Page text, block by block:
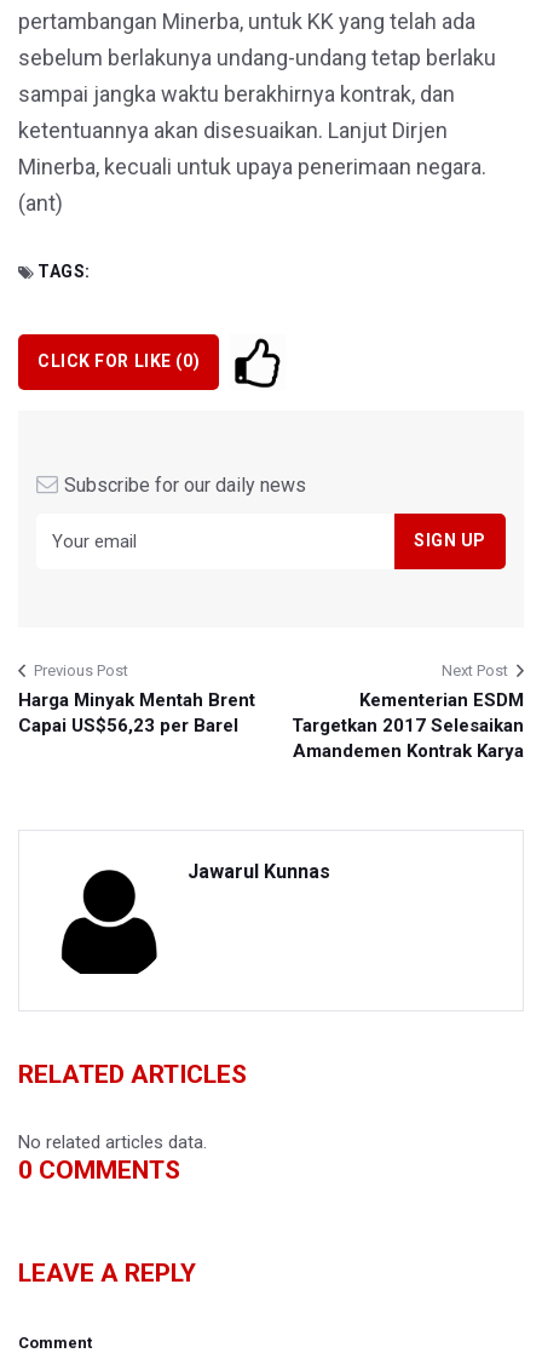
pertambangan Minerba, untuk KK yang telah ada
sebelum berlakunya undang-undang tetap berlaku
sampai jangka waktu berakhirnya kontrak, dan
ketentuannya akan disesuaikan. Lanjut Dirjen
Minerba, kecuali untuk upaya penerimaan negara.
(ant)
TAGS:
CLICK FOR LIKE (0)
Subscribe for our daily news
Previous Post
Harga Minyak Mentah Brent
Capai US$56,23 per Barel
Next Post
Kementerian ESDM
Targetkan 2017 Selesaikan
Amandemen Kontrak Karya
Jawarul Kunnas
RELATED ARTICLES
No related articles data.
0 COMMENTS
LEAVE A REPLY
Comment